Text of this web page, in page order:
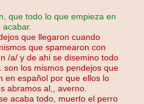
que todo lo que empieza en
que llegaron cuando
que spamearon con
/a/ y de ahi se disemino todo
son los mismos pendejos que
en español por que ellos lo
abramos al,, averno.
acaba todo, muerto el perro